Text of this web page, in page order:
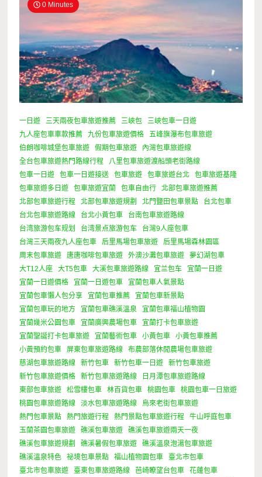
0 Minutes
一日遊 三天兩夜包車旅遊推薦 三峽包
三峽包車一日遊
九人座包車車款推薦
九份包車旅遊價格
五峰旗瀑布包車旅遊
伯朗咖啡城堡包車旅遊
假期包車旅遊
內灣包車旅遊線
全台包車旅遊熱門路線行程
八里包車旅遊渡船頭老街路線
包車一日遊
包車一日遊接送 包車旅遊 包車旅遊台北
包車旅遊基隆
包車旅遊多日遊
包車旅遊宜蘭 包車自由行
北部包車旅遊推薦
北部包車旅遊行程
北部包車旅遊規劃 北門鹽田包車景點
台北包車
台北包車旅遊路線
台北小黃包車
台南包車旅遊路線
台湾旅游包车规划
台湾景点旅游包车
台灣9人座包車
台灣三天兩夜九人座包車
后里馬場包車旅遊
后里馬場森林園區
周末包車旅遊
唐唐咖啡包車旅遊 外澳沙灘包車旅遊
夢幻湖包車
大T12人座
大T5包車 大溪包車旅遊路線 宜兰包车
宜蘭一日遊
宜蘭一日遊價格
宜蘭一日遊包車
宜蘭包車人氣景點
宜蘭包車懶人包分享
宜蘭包車推薦
宜蘭包車新景點
宜蘭包車玩的地方
宜蘭包車礁溪溫泉
宜蘭包車福山植物園
宜蘭幾米公園包車
宜蘭廣興農場包車
宜蘭打卡包車旅遊
宜蘭聖誕打卡包車旅遊
宜蘭藝術包車 小黃包車
小黃包車推薦
小黃預約包車
屏東包車旅遊路線
布農部落休閒農場包車旅遊
慈湖包車旅遊路線
新竹包車 新竹包車一日遊
新竹包車旅遊
新竹包車旅遊價格
新竹包車旅遊路線
日月潭包車旅遊路線
東部包車旅遊
松雪樓包車 林百貨包車 桃園包車
桃園包車一日旅遊
桃園包車旅遊路線
淡水包車旅遊路線
烏來老街包車旅遊
熱門包車景點
熱門旅遊行程 熱門景點包車旅遊行程
牛山呼庭包車
玉蘭茶園包車旅遊
礁溪包車旅遊
礁溪包車旅遊兩天一夜
礁溪包車旅遊規劃
礁溪暑假包車旅遊
礁溪溫泉泡湯包車旅遊
礁溪溫泉特色
祕境包車景點 福山植物園包車
臺北市包車
臺北市包車旅遊
臺東包車旅遊路線 芭崎瞭望台包車
花蓮包車